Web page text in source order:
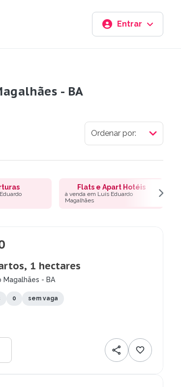
Entrar
- BA
Flats e Apart Hotéis
à venda em Luís Eduardo
Magalhães
1 hectares
Magalhães - BA
0 sem vaga